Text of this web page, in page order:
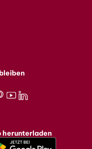
herunterladen